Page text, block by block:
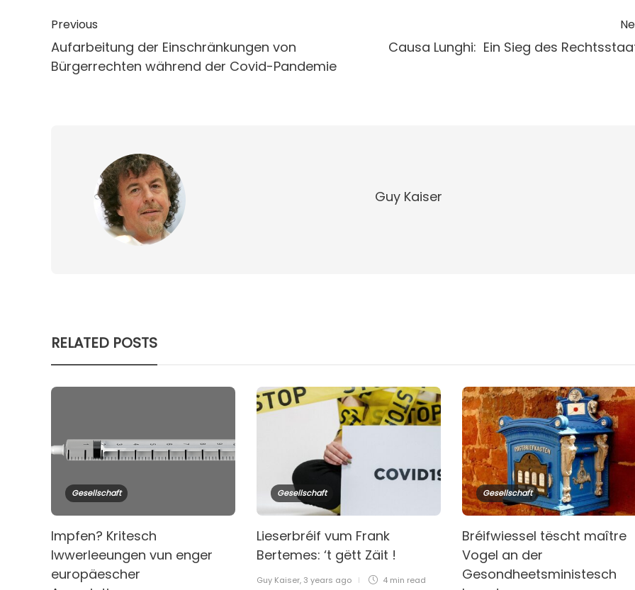
Previous
Aufarbeitung der Einschränkungen von
Bürgerrechten während der Covid-Pandemie
Causa Lunghi: Ein Sieg des
Guy Kaiser
RELATED POSTS
Gesellschaft
Impfen? Kritesch
Iwwerleeungen vun enger
europäescher
Gesellschaft
Lieserbréif vum Frank
Bertemes: ‘t gëtt Zäit !
Guy Kaiser, 3 years ago 4 min read
Gesellschaft
Bréifwiessel tëscht maître
Vogel an der
Gesondheetsministesch